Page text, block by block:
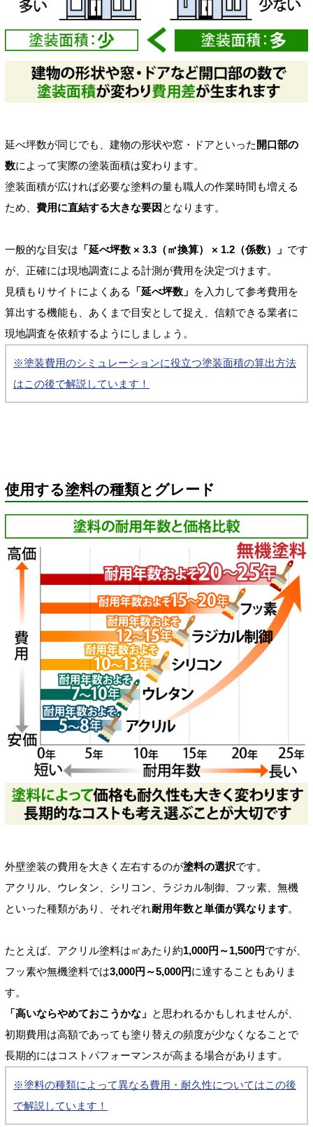
延べ坪数が同じでも、建物の形状や窓・ドアといった 開口部の
数によって実際の塗装面積は変わります。
塗装面積が広ければ必要な塗料の量も職人の作業時間も増える
ため、 費用に直結する大きな要因 となります。
一般的な目安は 「延べ坪数 × 3.3（㎡換算） × 1.2（係数）」 です
が、正確には現地調査による計測が費用を決定づけます。
見積もりサイトによくある
「延べ坪数」 を入力して参考費用を
算出する機能も、あくまで目安として捉え、信頼できる業者に
現地調査を依頼するようにしましょう。
※塗装費用のシミュレーションに役立つ塗装面積の算出方法
はこの後で解説しています！
使用する塗料の種類とグレード
外壁塗装の費用を大きく左右するのが塗料の選択です。
アクリル、ウレタン、シリコン、ラジカル制御、フッ素、無機
といった種類があり、それぞれ耐用年数と単価が異なります。
たとえば、アクリル塗料は㎡あたり約1,000円～1,500円ですが、
フッ素や無機塗料では3,000円～5,000円に達することもありま
す。
「高いならやめておこうかな」 と思われるかもしれませんが、
初期費用は高額であっても塗り替えの頻度が少なくなることで
長期的にはコストパフォーマンスが高まる場合があります。
※塗料の種類によって異なる費用・耐久性についてはこの後
で解説しています！